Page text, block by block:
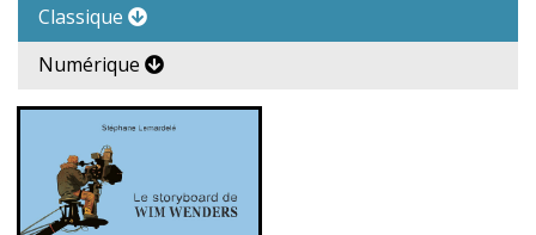
Classique
Numérique